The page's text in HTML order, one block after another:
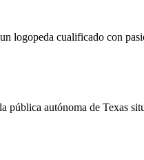
logopeda cualificado con
pública autónoma de Texas